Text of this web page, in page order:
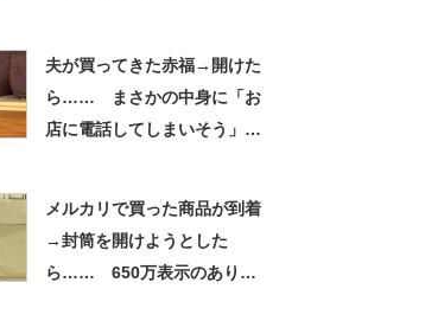
夫が買ってきた赤福→開けた
ら…… まさかの中身に「お
店に電話してしまいそう」
メルカリで買った商品が到着
→封筒を開けようとした
ら…… 650万表示のありえ